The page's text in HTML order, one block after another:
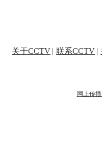
关于CCTV | 联系CCTV |
网上传